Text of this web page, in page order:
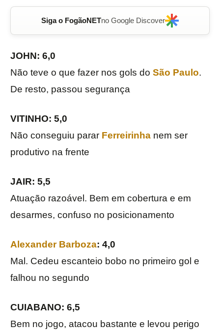
Siga o FogãoNETno Google Discover
JOHN: 6,0
Não teve o que fazer nos gols do São Paulo.
De resto, passou segurança
VITINHO: 5,0
Não conseguiu parar Ferreirinha nem ser
produtivo na frente
JAIR: 5,5
Atuação razoável. Bem em cobertura e em
desarmes, confuso no posicionamento
Alexander Barboza: 4,0
Mal. Cedeu escanteio bobo no primeiro gol e
falhou no segundo
CUIABANO: 6,5
Bem no jogo, atacou bastante e levou perigo